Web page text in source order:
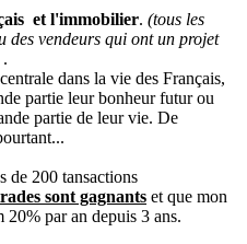
et l'immobilier. (tous les
des vendeurs qui ont un projet
.
dans la vie des Français,
partie leur bonheur futur ou
partie de leur vie. De
de 200 tansactions
sont gagnants et que mon
par an depuis 3 ans.